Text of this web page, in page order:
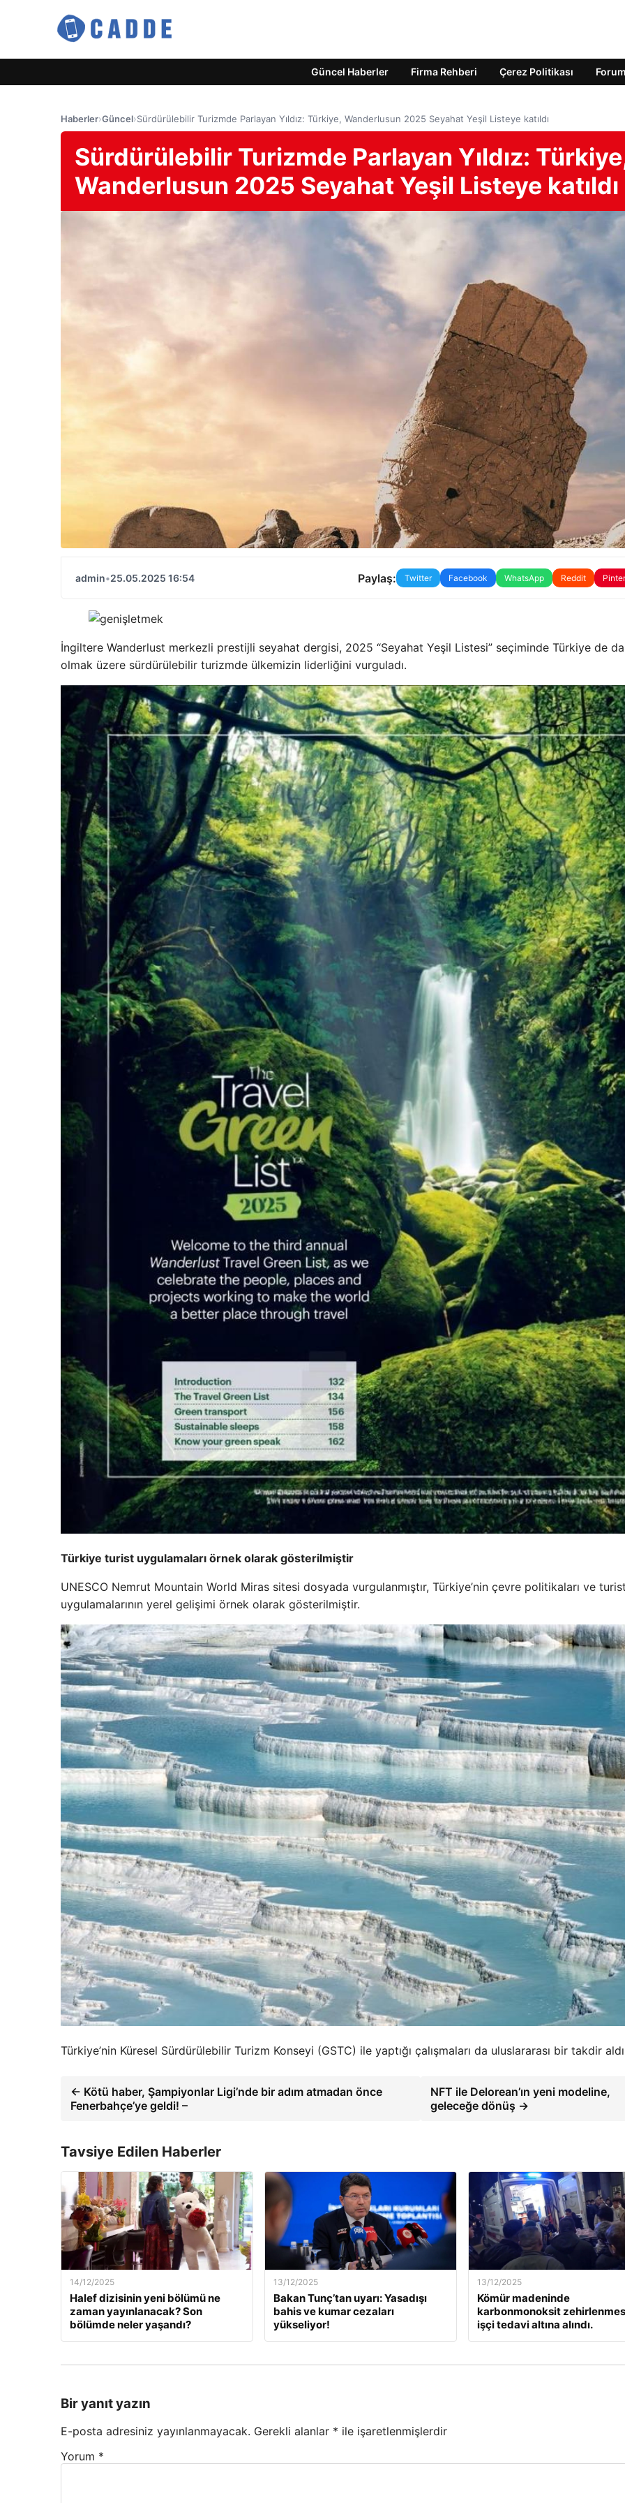
Güncel Haberler Firma Rehberi Çerez Politikası
Haberler›Güncel›Sürdürülebilir Turizmde Parlayan Yıldız: Türkiye, Wanderlusun 2025 Seyahat Yeşil Listeye katıldı
Sürdürülebilir Turizmde Parlayan Yıldız:
Wanderlusun 2025 Seyahat Yeşil Listeye katıldı
admin•25.05.2025 16:54 Paylaş: Twitter Facebook WhatsApp Reddit
İngiltere Wanderlust merkezli prestijli seyahat dergisi, 2025 “Seyahat Yeşil Listesi” seçiminde Türkiye de
olmak üzere sürdürülebilir turizmde ülkemizin liderliğini vurguladı.
Türkiye turist uygulamaları örnek olarak gösterilmiştir
UNESCO Nemrut Mountain World Miras sitesi dosyada vurgulanmıştır, Türkiye’nin çevre politikaları ve
uygulamalarının yerel gelişimi örnek olarak gösterilmiştir.
Türkiye’nin Küresel Sürdürülebilir Turizm Konseyi (GSTC) ile yaptığı çalışmaları da uluslararası bir takdir
← Kötü haber, Şampiyonlar Ligi’nde bir adım atmadan önce
Fenerbahçe’ye geldi! –
NFT ile Delorean’ın yeni modeline,
geleceğe dönüş →
Tavsiye Edilen Haberler
14/12/2025
Halef dizisinin yeni bölümü ne
zaman yayınlanacak? Son
bölümde neler yaşandı?
13/12/2025
Bakan Tunç’tan uyarı: Yasadışı
bahis ve kumar cezaları
yükseliyor!
13/12/2025
Kömür madeninde
karbonmonoksit
işçi tedavi altına alındı.
Bir yanıt yazın
E-posta adresiniz yayınlanmayacak. Gerekli alanlar * ile işaretlenmişlerdir
Yorum *